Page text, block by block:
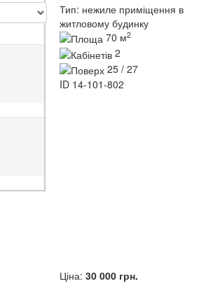
Тип: нежиле приміщення в
житловому будинку
70 м2
2
25 / 27
ID 14-101-802
Ціна: 30 000 грн.